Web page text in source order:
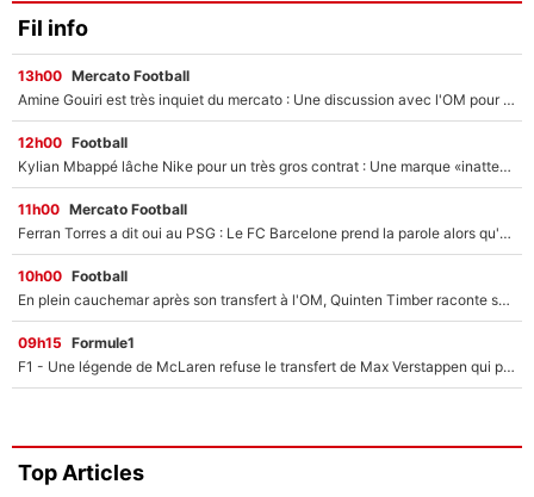
Fil info
13h00 Mercato Football
Amine Gouiri est très inquiet du mercato : Une discussion avec l'OM pour acter son transfert !
12h00 Football
Kylian Mbappé lâche Nike pour un très gros contrat : Une marque «inattendue» va frapper très fort
11h00 Mercato Football
Ferran Torres a dit oui au PSG : Le FC Barcelone prend la parole alors qu'un transfert de l'attaquant espagnol prend forme
10h00 Football
En plein cauchemar après son transfert à l'OM, Quinten Timber raconte ses doutes après sa signature à Marseille
09h15 Formule1
F1 - Une légende de McLaren refuse le transfert de Max Verstappen qui pourrait «faire des vagues» et plomber l'ambiance dans l'équipe
Top Articles